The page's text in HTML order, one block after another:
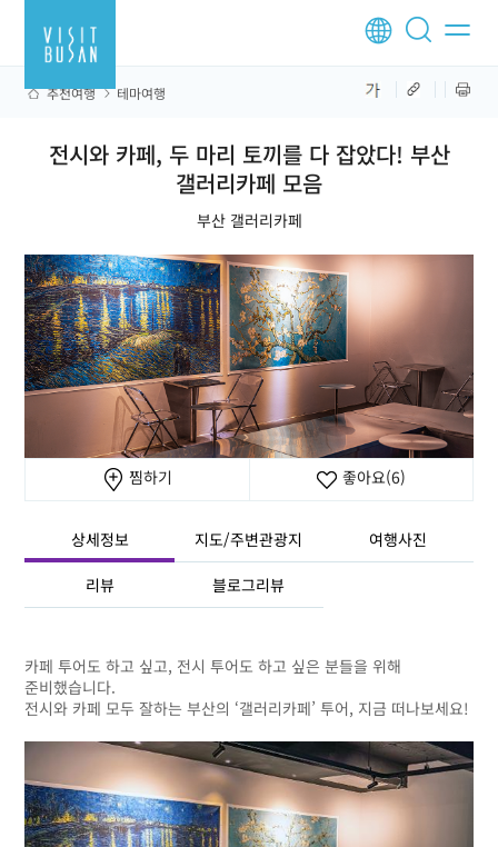
추천여행 테마여행
전시와 카페, 두 마리 토끼를 다 잡았다! 부산
갤러리카페 모음
부산 갤러리카페
찜하기 좋아요(6)
상세정보 지도/주변관광지 여행사진
리뷰 블로그리뷰
카페 투어도 하고 싶고, 전시 투어도 하고 싶은 분들을 위해
준비했습니다.
전시와 카페 모두 잘하는 부산의 ‘갤러리카페’ 투어, 지금 떠나보세요!